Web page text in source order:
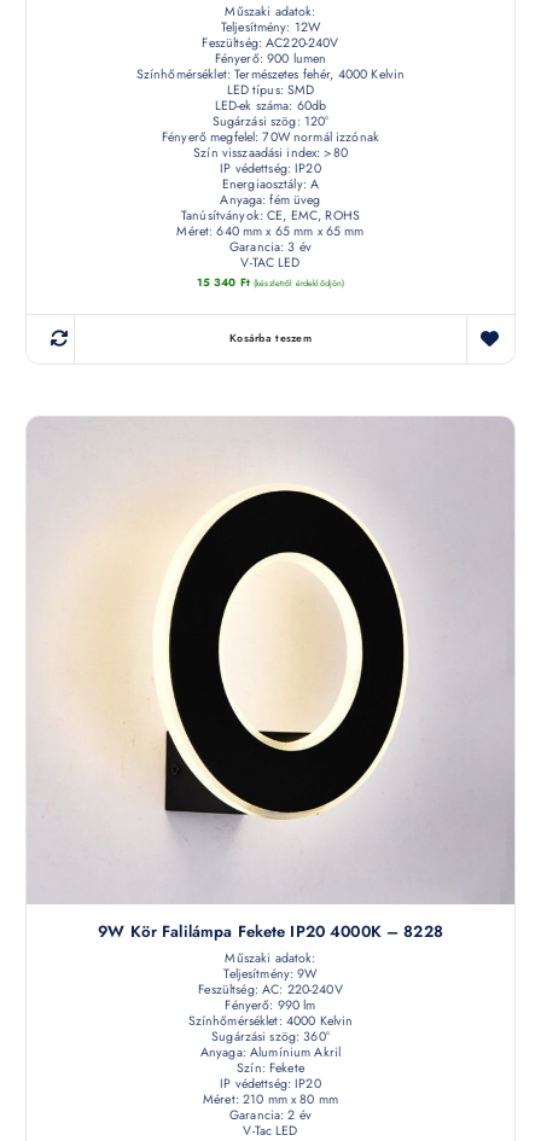
Műszaki adatok:
Teljesítmény: 12W
Feszültség: AC220-240V
Fényerő: 900 lumen
Színhőmérséklet: Természetes fehér, 4000 Kelvin
LED típus: SMD
LED-ek száma: 60db
Sugárzási szög: 120°
Fényerő megfelel: 70W normál izzónak
Szín visszaadási index: >80
IP védettség: IP20
Energiaosztály: A
Anyaga: fém üveg
Tanúsítványok: CE, EMC, ROHS
Méret: 640 mm x 65 mm x 65 mm
Garancia: 3 év
V-TAC LED
15 340 Ft (készletről érdeklődjön)
Kosárba teszem
9W Kör Falilámpa Fekete IP20 4000K – 8228
Műszaki adatok:
Teljesítmény: 9W
Feszültség: AC: 220-240V
Fényerő: 990 lm
Színhőmérséklet: 4000 Kelvin
Sugárzási szög: 360°
Anyaga: Alumínium Akril
Szín: Fekete
IP védettség: IP20
Méret: 210 mm x 80 mm
Garancia: 2 év
V-Tac LED